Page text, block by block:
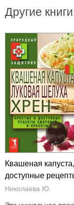
Другие
Квашеная
доступные
Николаева Ю.